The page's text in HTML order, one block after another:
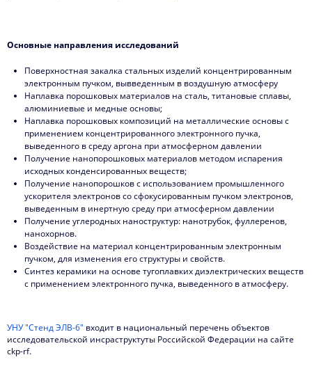
Основные направления исследований
Поверхностная закалка стальных изделий концентрированным
электронным пучком, вывведенным в воздушную атмосферу
Наплавка порошковых материалов на сталь, титановые сплавы,
алюминиевые и медные основы;
Наплавка порошковых композиций на металлические основы с
применением концентрированного электронного пучка,
выведенного в среду аргона при атмосферном давлении
Получение нанопорошковых материалов методом испарения
исходных конденсированных веществ;
Получение нанопорошков с использованием промышленного
ускорителя электронов со сфокусированным пучком электронов,
выведенным в инертную среду при атмосферном давлении
Получение углеродных наноструктур: нанотрубок, фуллеренов,
нанохорнов.
Воздействие на материал концентрированным электронным
пучком, для изменения его структуры и свойств.
Синтез керамики на основе тугоплавких диэлектрических веществ
с применением электронного пучка, выведенного в атмосферу.
УНУ "Стенд ЭЛВ-6" входит в национальный перечень объектов
исследовательской инсраструктуты Российской Федерации на сайте
ckp-rf.